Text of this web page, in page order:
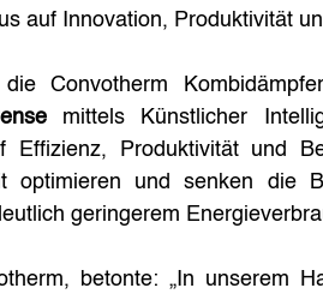
auf Innovation, Produktivität
Convotherm
mittels Künstlicher
Produktivität und
optimieren und senken die
geringerem
betonte: „In unserem